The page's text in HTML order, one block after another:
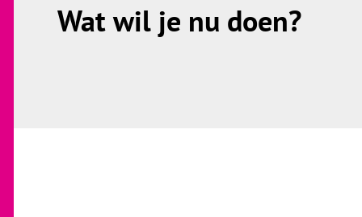
Wat wil je nu doen?